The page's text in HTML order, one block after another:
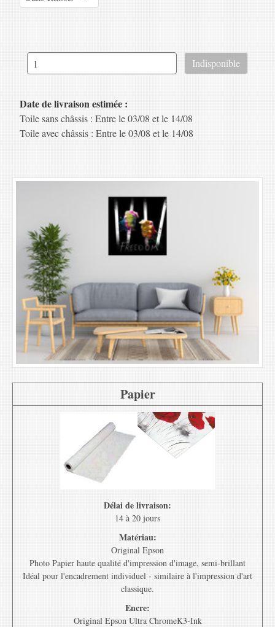
Date de livraison estimée :
Toile sans châssis : Entre le 03/08 et le 14/08
Toile avec châssis : Entre le 03/08 et le 14/08
Papier
Délai de livraison:
14 à 20 jours
Matériau:
Original Epson
Photo Papier haute qualité d'impression d'image, semi-brillant
Idéal pour l'encadrement individuel - similaire à l'impression d'art
classique.
Encre:
Original Epson Ultra ChromeK3-Ink